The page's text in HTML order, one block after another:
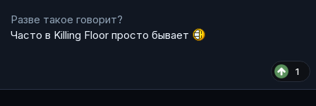
Разве такое говорит?
Часто в Killing Floor просто бывает
1